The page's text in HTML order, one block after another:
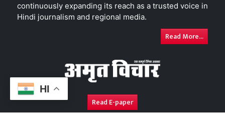
HI
continuously expanding its reach as a trusted voice in
Hindi journalism and regional media.
Read More...
Read E-paper